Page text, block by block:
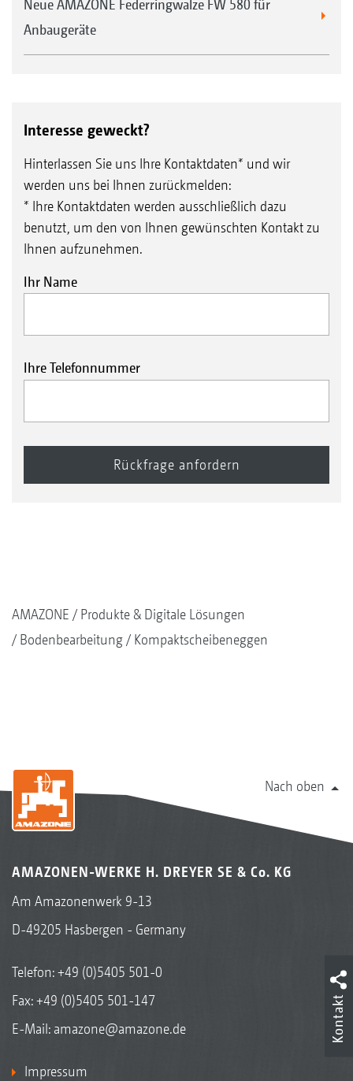
Neue AMAZONE Federringwalze FW 580 für
Anbaugeräte
Interesse geweckt?
Hinterlassen Sie uns Ihre Kontaktdaten* und wir
werden uns bei Ihnen zurückmelden:
* Ihre Kontaktdaten werden ausschließlich dazu
benutzt, um den von Ihnen gewünschten Kontakt zu
Ihnen aufzunehmen.
Ihr Name
Ihre Telefonnummer
AMAZONE
Produkte & Digitale Lösungen
Bodenbearbeitung
Kompaktscheibeneggen
Nach oben
AMAZONEN-WERKE H. DREYER SE & Co. KG
Am Amazonenwerk 9-13
D-49205 Hasbergen - Germany
Telefon:+49 (0)5405 501-0
Fax: +49 (0)5405 501-147
E-Mail: amazone@amazone.de
Impressum
Kontakt